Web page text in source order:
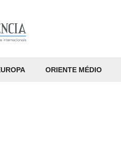
ORIENTE MÉDIO